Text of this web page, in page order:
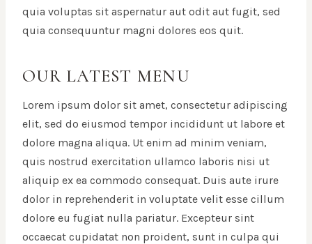
quia voluptas sit aspernatur aut odit aut fugit, sed
quia consequuntur magni dolores eos quit.
OUR LATEST MENU
Lorem ipsum dolor sit amet, consectetur adipiscing
elit, sed do eiusmod tempor incididunt ut labore et
dolore magna aliqua. Ut enim ad minim veniam,
quis nostrud exercitation ullamco laboris nisi ut
aliquip ex ea commodo consequat. Duis aute irure
dolor in reprehenderit in voluptate velit esse cillum
dolore eu fugiat nulla pariatur. Excepteur sint
occaecat cupidatat non proident, sunt in culpa qui